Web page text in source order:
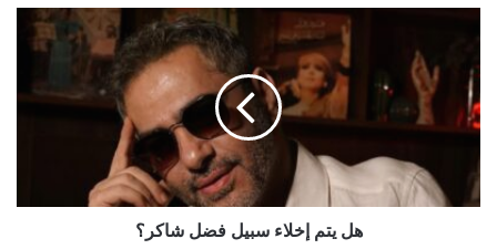
إخلاء
سبيل
فضل
شاكر؟
هل يتم إخلاء سبيل فضل شاكر؟